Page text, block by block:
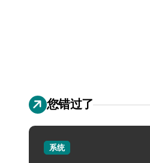
您错过了
系统